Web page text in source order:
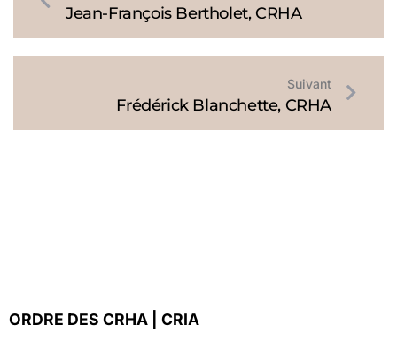
Jean-François Bertholet, CRHA
Suivant
Frédérick Blanchette, CRHA
ORDRE DES CRHA | CRIA